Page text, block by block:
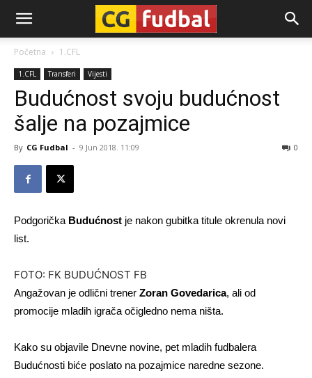
CG-
Fudbal
Početna 1.CFL
1.CFL Transferi Vijesti
Budućnost svoju budućnost
šalje na pozajmice
By CG Fudbal - 9 Jun 2018. 11:09 0
Podgorička Budućnost je nakon gubitka titule okrenula novi
list.
FOTO: FK BUDUĆNOST FB
Angažovan je odlični trener Zoran Govedarica, ali od
promocije mladih igrača očigledno nema ništa.
Kako su objavile Dnevne novine, pet mladih fudbalera
Budućnosti biće poslato na pozajmice naredne sezone.